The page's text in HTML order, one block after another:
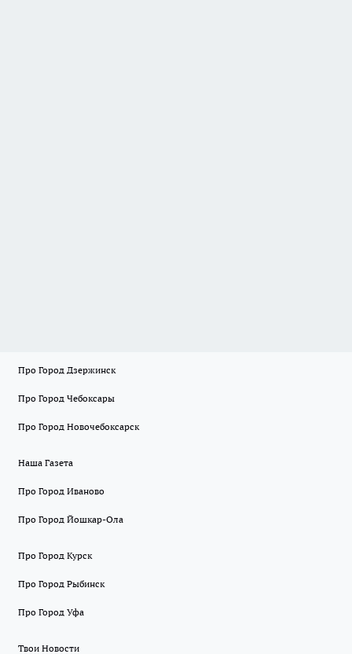
Про Город Дзержинск
Про Город Чебоксары
Про Город Новочебоксарск
Наша Газета
Про Город Иваново
Про Город Йошкар-Ола
Про Город Курск
Про Город Рыбинск
Про Город Уфа
Твои Новости